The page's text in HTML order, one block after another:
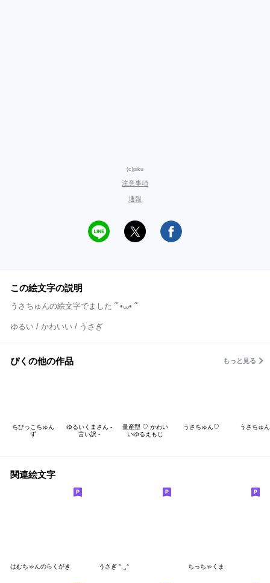
(c)piku
注意事項
通報
この絵文字の説明
うさちゅんの絵文字でました ՞ •⩊• ՞
ゆるい / かわいい / うさぎ
ぴくの他の作品 もっと見る
ちびっこちゅん
ず
ゆるいくまさん -
言い訳 -
量産型 ♡ かわい
いゆるえもじ
うさちゅん♡ うさちゅ
関連絵文字
はむちゃんのらくがき うさぎ ᐢ. ̫.ᐢ ちっちゃくま